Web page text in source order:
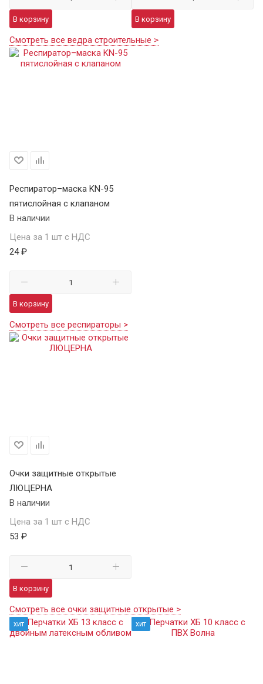
В корзину В корзину
Смотреть все ведра строительные >
Респиратор–маска KN-95
пятислойная с клапаном
В наличии
Цена за 1 шт с НДС
24 ₽
В корзину
Смотреть все респираторы >
Очки защитные открытые
ЛЮЦЕРНА
В наличии
Цена за 1 шт с НДС
53 ₽
В корзину
Смотреть все очки защитные открытые >
хит хит